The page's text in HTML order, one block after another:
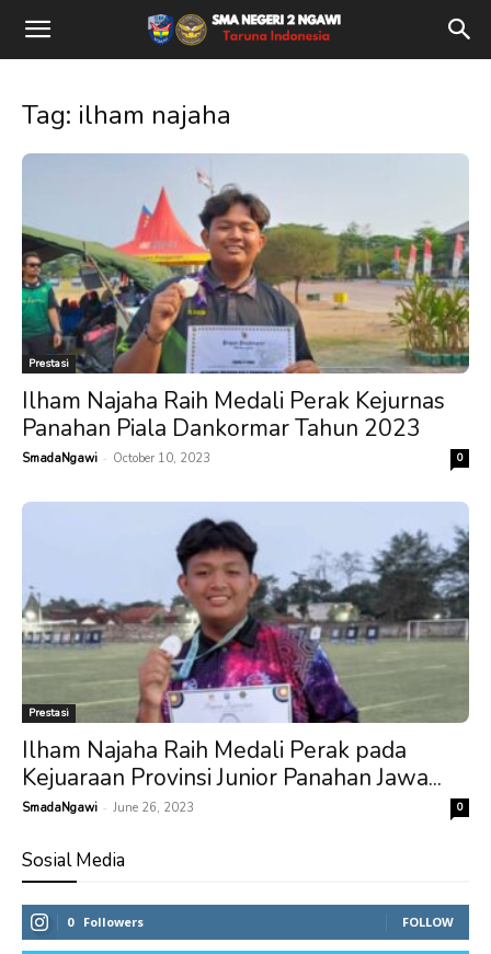
Tag: ilham najaha
Prestasi
Ilham Najaha Raih Medali Perak Kejurnas
Panahan Piala Dankormar Tahun 2023
SmadaNgawi - October 10, 2023 0
Prestasi
Ilham Najaha Raih Medali Perak pada
Kejuaraan Provinsi Junior Panahan Jawa...
SmadaNgawi - June 26, 2023 0
Sosial Media
0 Followers FOLLOW